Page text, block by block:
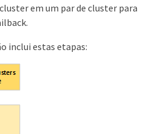
em um par de cluster para
inclui estas etapas: